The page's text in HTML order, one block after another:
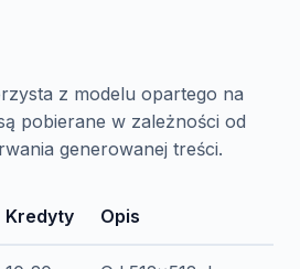
z modelu opartego na
pobierane w zależności od
generowanej treści.
Kredyty Opis